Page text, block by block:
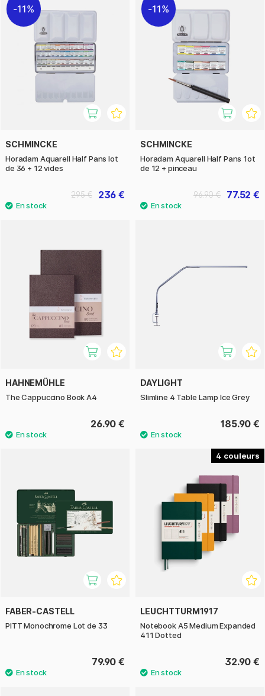
11%
SCHMINCKE
Horadam Aquarell Half Pans lot
de 36 + 12 vides
236 €
295 €
11%
SCHMINCKE
Horadam Aquarell Half Pans 1ot
de 12 + pinceau
77.52 €
96.90 €
HAHNEMÜHLE
The Cappuccino Book A4
26.90 €
DAYLIGHT
Slimline 4 Table Lamp Ice Grey
185.90 €
FABER-CASTELL
PITT Monochrome Lot de 33
79.90 €
4
LEUCHTTURM1917
Notebook A5 Medium Expanded
411 Dotted
32.90 €